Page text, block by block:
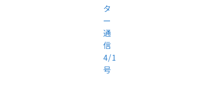
タ
ー
通
信
4/1
号